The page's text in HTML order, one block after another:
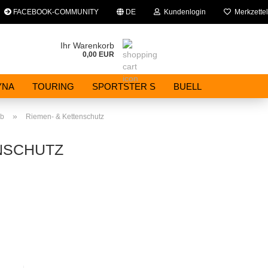
FACEBOOK-COMMUNITY DE Kundenlogin Merkzettel
Ihr Warenkorb
0,00 EUR
TOURING SPORTSTER S BUELL
» Riemen- & Kettenschutz